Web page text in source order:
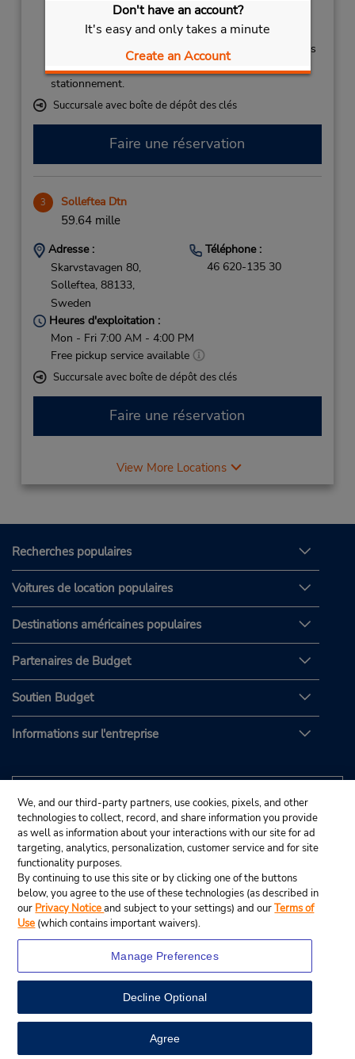
Don't have an account?
It's easy and only takes a minute
Create an Account
View Map
Free pickup service available
Si vous arrivez, le comptoir de location se trouve dans
stationnement.
Succursale avec boîte de dépôt des clés
Faire une réservation
3 Solleftea Dtn
59.64 mille
Adresse :
Skarvstavagen 80,
Solleftea, 88133,
Sweden
Téléphone :
46 620-135 30
Heures d'exploitation :
Mon - Fri 7:00 AM - 4:00 PM
Free pickup service available
Succursale avec boîte de dépôt des clés
Faire une réservation
View More Locations
Recherches populaires
Voitures de location populaires
Destinations américaines populaires
Partenaires de Budget
Soutien Budget
Informations sur l'entreprise
© Budget Rent A Car System, Inc., 2025.
We, and our third-party partners, use cookies, pixels, and other
technologies to collect, record, and share information you provide
as well as information about your interactions with our site for ad
targeting, analytics, personalization, customer service and for site
functionality purposes.
By continuing to use this site or by clicking one of the buttons
below, you agree to the use of these technologies (as described in
our Privacy Noticeand subject to your settings) and ourTerms of
Use (which contains important waivers).
Manage Preferences
Decline Optional
Agree